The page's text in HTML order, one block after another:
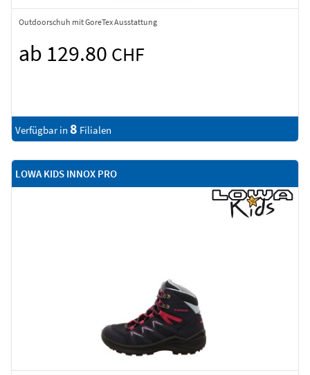
Outdoorschuh mit GoreTex Ausstattung
ab 129.80 CHF
Verfügbar in 8 Filialen
LOWA KIDS INNOX PRO